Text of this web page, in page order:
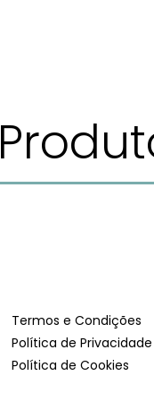
Termos e Condições
Política de Privacidade
Política de Cookies